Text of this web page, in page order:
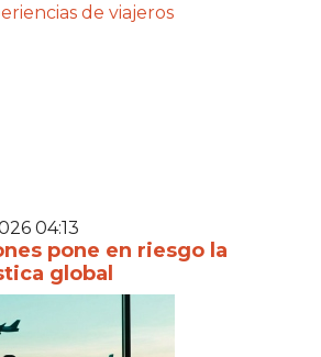
de viajeros
04:13
pone en riesgo la
global